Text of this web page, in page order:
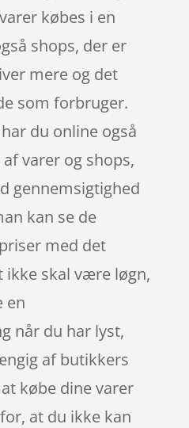
købes i en
shops, der er
mere og det
som forbruger.
du online også
varer og shops,
gennemsigtighed
kan se de
med det
ikke skal være løgn,
en
når du har lyst,
af butikkers
købe dine varer
at du ikke kan